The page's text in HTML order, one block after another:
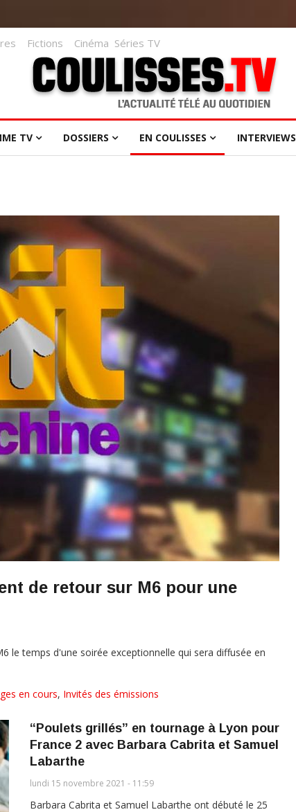
Fictions Cinéma Séries TV
TV DOSSIERS EN COULISSES INTERVIEWS
de retour sur M6 pour une
le temps d'une soirée exceptionnelle qui sera diffusée en
en cours, Invités des émissions
“Poulets grillés” en tournage à Lyon pour
France 2 avec Barbara Cabrita et Samuel
Labarthe
lundi 15 novembre 2021 - 11:59
Barbara Cabrita et Samuel Labarthe ont débuté le 25